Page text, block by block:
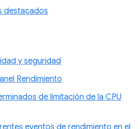
destacados
y seguridad
Rendimiento
de limitación de la CPU
eventos de rendimiento en el